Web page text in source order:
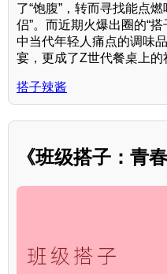
了“饱腹”，转而寻找能点
侣”。而近期火爆出圈的“
中当代年轻人痛点的调味
宴，更成了Z世代餐桌上的
搭子辣酱
《班级搭子：青